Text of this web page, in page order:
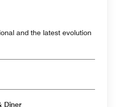
and the latest evolution
Ouvert pour Déjeuner & Dîner